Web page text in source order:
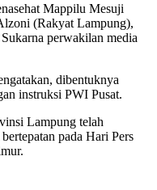
Mappilu Mesuji
(Rakyat Lampung),
perwakilan media
dibentuknya
instruksi PWI Pusat.
Lampung telah
pada Hari Pers